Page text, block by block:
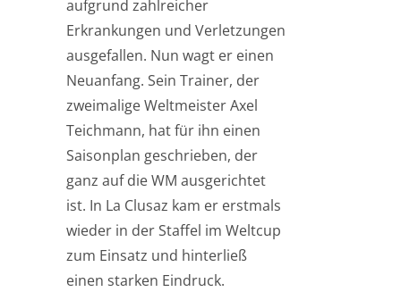
aufgrund zahlreicher
Erkrankungen und Verletzungen
ausgefallen. Nun wagt er einen
Neuanfang. Sein Trainer, der
zweimalige Weltmeister Axel
Teichmann, hat für ihn einen
Saisonplan geschrieben, der
ganz auf die WM ausgerichtet
ist. In La Clusaz kam er erstmals
wieder in der Staffel im Weltcup
zum Einsatz und hinterließ
einen starken Eindruck.